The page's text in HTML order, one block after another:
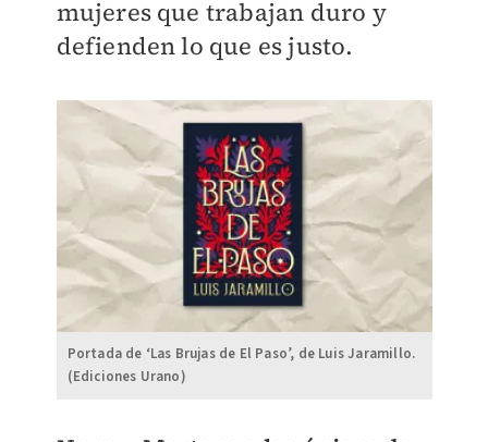
mujeres que trabajan duro y
defienden lo que es justo.
Portada de ‘Las Brujas de El Paso’, de Luis Jaramillo.
(Ediciones Urano)